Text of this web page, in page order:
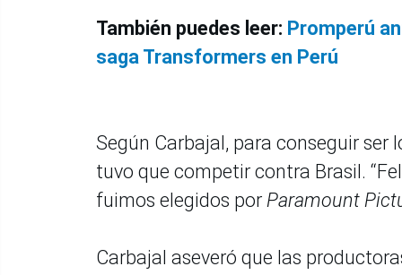
También puedes leer: Promperú
saga Transformers en Perú
Según Carbajal, para conseguir ser
tuvo que competir contra Brasil.
fuimos elegidos por Paramount
Carbajal aseveró que las